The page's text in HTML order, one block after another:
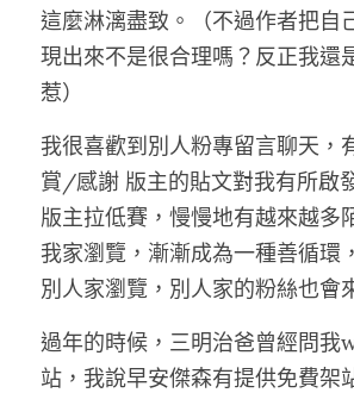
這麼淋漓盡致。（不過作者把自
現出來不是很合理嗎？反正我還
惹）
我很喜歡到別人粉專留言聊天，
賞/感謝 版主的貼文對我有所啟
版主拉低賽，慢慢地有越來越多
我家瀏覽，漸漸成為一種善循環
別人家瀏覽，別人家的粉絲也會
過年的時候，三明治爸曾經問
站，我說早安傑森有提供免費架